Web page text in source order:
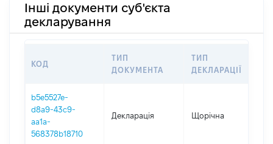
Інші документи суб'єкта
декларування
КОД
ТИП
ДОКУМЕНТА
ТИП
ДЕКЛАРАЦІЇ
b5e5527e-
d8a9-43c9-
aa1a-
568378b18710
Декларація Щорічна